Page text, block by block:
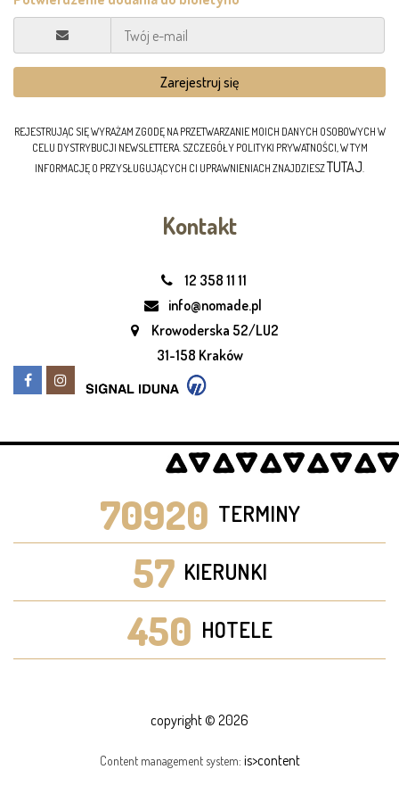
REJESTRUJĄC SIĘ WYRAŻAM ZGODĘ NA PRZETWARZANIE MOICH DANYCH OSOBOWYCH W
CELU DYSTRYBUCJI NEWSLETTERA. SZCZEGÓŁY POLITYKI PRYWATNOŚCI, W TYM
INFORMACJĘ O PRZYSŁUGUJĄCYCH CI UPRAWNIENIACH ZNAJDZIESZTUTAJ.
Kontakt
12 358 11 11
info@nomade.pl
Krowoderska 52/LU2
31-158 Kraków
70920 TERMINY
57 KIERUNKI
450 HOTELE
copyright © 2026
Content management system: is>content